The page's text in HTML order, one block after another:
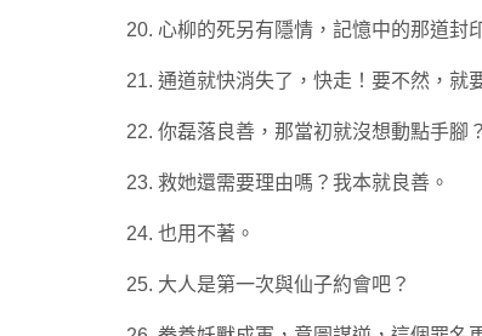
20. 心柳的死另有隱情，記憶中的那道封
21. 通道就快消失了，快走！要不然，就
22. 你磊落良善，那當初就沒想動點手腳
23. 救她還需要理由嗎？我本就良善。
24. 也用不著。
25. 大人是第一次與仙子約會吧？